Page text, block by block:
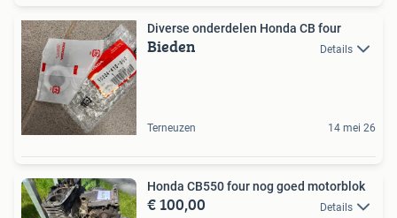
Diverse onderdelen Honda CB four
Bieden Details
Terneuzen 14 mei 26
Honda CB550 four nog goed motorblok
€ 100,00 Details